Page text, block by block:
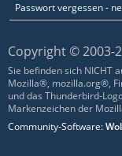
Passwort vergessen -
Copyright © 2003-
Sie befinden sich NICHT
Mozilla®, mozilla.org®,
und das Thunderbird-
Markenzeichen der
Community-Software: